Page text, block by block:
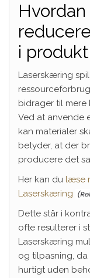
i
Laserskæring
bidrager til
Ved at anvende
kan materialer
betyder, at der
producere det
Her kan du læse
Laserskæring
Dette står i
ofte resulterer i
Laserskæring
og tilpasning,
hurtigt uden